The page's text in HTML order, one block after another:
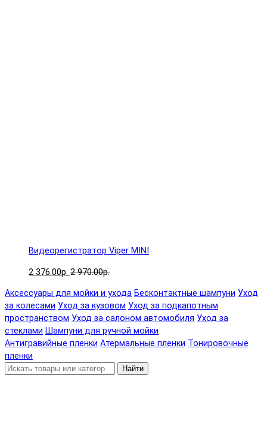
Видеорегистратор Viper MINI
2 376.00р. 2 970.00р.
Аксессуары для мойки и ухода Бесконтактные шампуни Уход
за колесами Уход за кузовом Уход за подкапотным
пространством Уход за салоном автомобиля Уход за
стеклами Шампуни для ручной мойки
Антигравийные пленки Атермальные пленки Тонировочные
пленки
Найти